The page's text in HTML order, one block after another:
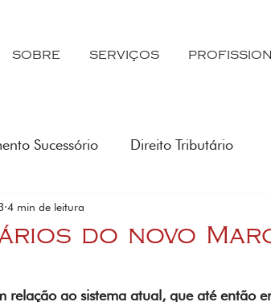
SOBRE SERVIÇOS
Sucessório Direito Tributário
do novo
4 min de leitura
relação ao sistema atual, que até então